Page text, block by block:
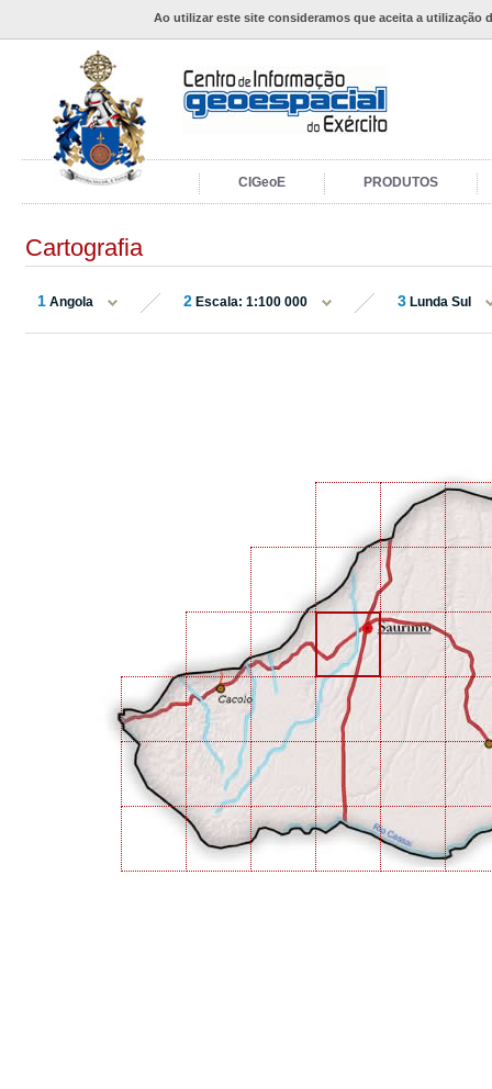
Ao utilizar este site consideramos que aceita a utilização
CIGeoE PRODUTOS
Cartografia
1 Angola 2 Escala: 1:100 000 3 Lunda Sul